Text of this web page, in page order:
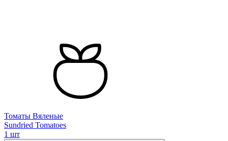
Томаты Вяленые
Sundried Tomatoes
1 шт